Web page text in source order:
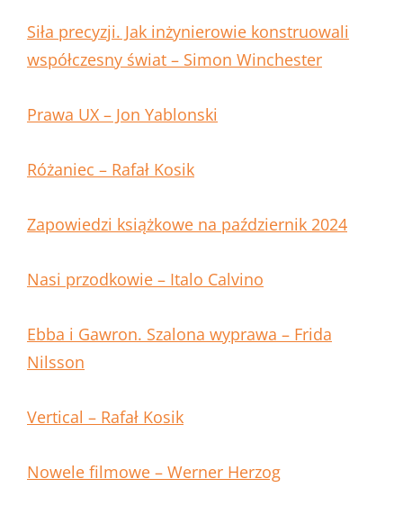
Siła precyzji. Jak inżynierowie konstruowali
współczesny świat – Simon Winchester
Prawa UX – Jon Yablonski
Różaniec – Rafał Kosik
Zapowiedzi książkowe na październik 2024
Nasi przodkowie – Italo Calvino
Ebba i Gawron. Szalona wyprawa – Frida
Nilsson
Vertical – Rafał Kosik
Nowele filmowe – Werner Herzog